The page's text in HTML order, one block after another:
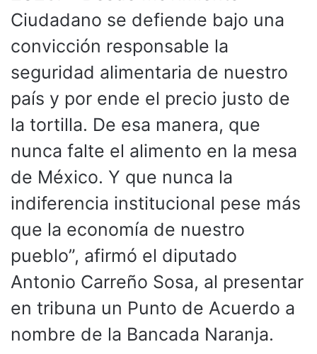
Ciudadano se defiende bajo una
convicción responsable la
seguridad alimentaria de nuestro
país y por ende el precio justo de
la tortilla. De esa manera, que
nunca falte el alimento en la mesa
de México. Y que nunca la
indiferencia institucional pese más
que la economía de nuestro
pueblo”, afirmó el diputado
Antonio Carreño Sosa, al presentar
en tribuna un Punto de Acuerdo a
nombre de la Bancada Naranja.